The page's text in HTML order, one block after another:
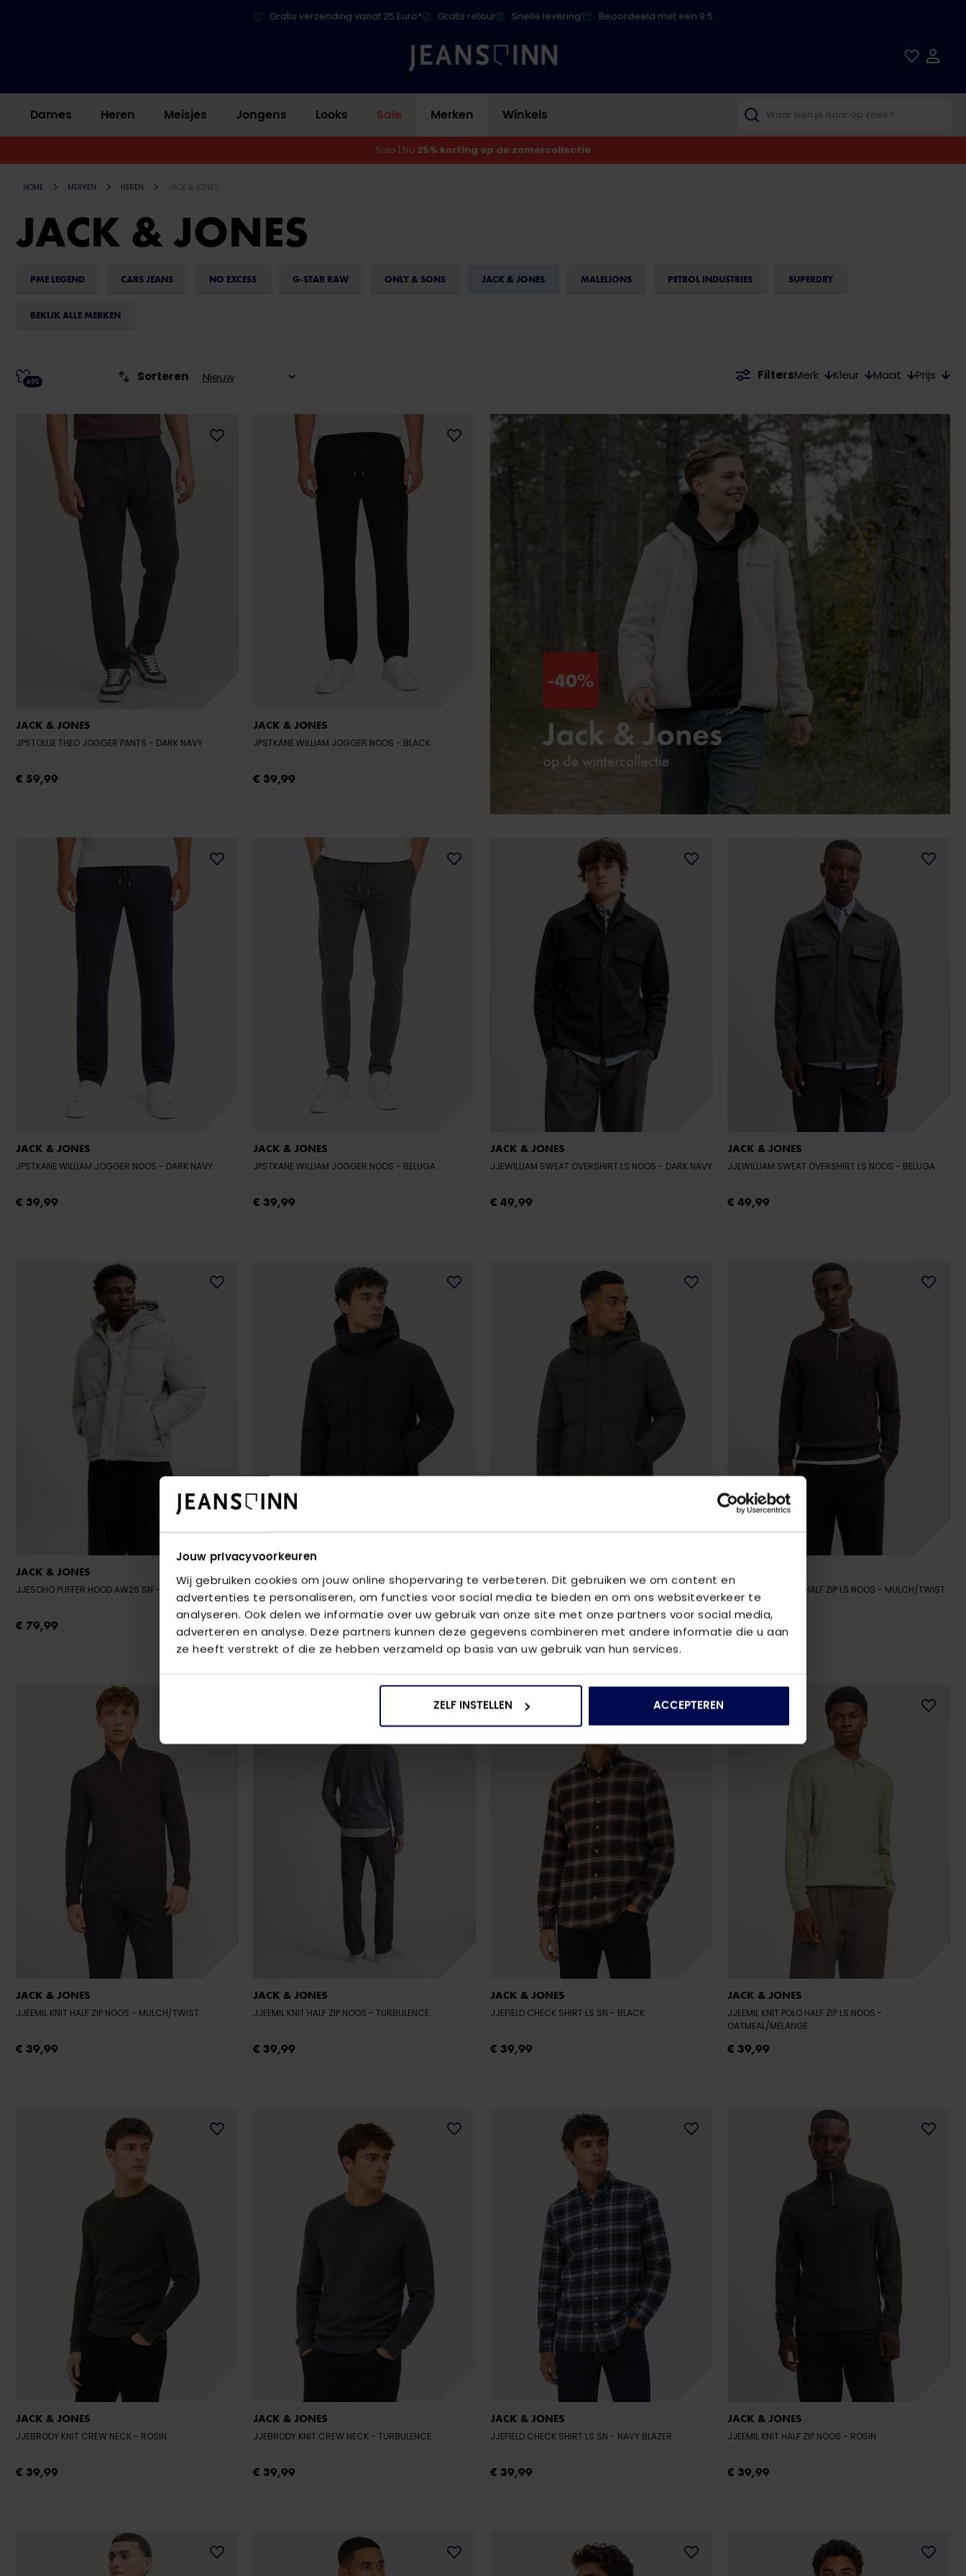
Jouw privacyvoorkeuren
Wij gebruiken cookies om jouw online shopervaring te verbeteren. Dit gebruiken we om content en
advertenties te personaliseren, om functies voor social media te bieden en om ons websiteverkeer te
analyseren. Ook delen we informatie over uw gebruik van onze site met onze partners voor social media,
adverteren en analyse. Deze partners kunnen deze gegevens combineren met andere informatie die u aan
ze heeft verstrekt of die ze hebben verzameld op basis van uw gebruik van hun services.
ZELF INSTELLEN ACCEPTEREN
Gratis verzending vanaf 25 Euro* Gratis retour Snelle levering Beoordeeld met een 9.5
Dames Heren Meisjes Jongens Looks Sale Merken Winkels
Sale | Nu 25% korting op de zomercollectie
HOME MERKEN HEREN JACK & JONES
JACK & JONES
PME LEGEND CARS JEANS NO EXCESS G-STAR RAW ONLY & SONS JACK & JONES MALELIONS PETROL INDUSTRIES SUPERDRY
BEKIJK ALLE MERKEN
FiltersMerk Kleur Maat Prijs
405 Sorteren
JACK & JONES
JPSTOLLIE THEO JOGGER PANTS - DARK NAVY
€ 59,99
JACK & JONES
JPSTKANE WILLIAM JOGGER NOOS - BLACK
€ 39,99
JACK & JONES
JPSTKANE WILLIAM JOGGER NOOS - DARK NAVY
€ 39,99
JACK & JONES
JPSTKANE WILLIAM JOGGER NOOS - BELUGA
€ 39,99
JACK & JONES
JJEWILLIAM SWEAT OVERSHIRT LS NOOS - DARK NAVY
€ 49,99
JACK & JONES
JJEWILLIAM SWEAT OVERSHIRT LS NOOS - BELUGA
€ 49,99
JACK & JONES
JJESOHO PUFFER HOOD AW26 SN
€ 79,99
JACK & JONES
JJESOHO PUFFER HOOD AW26 SN - BLACK
€ 79,99
JACK & JONES
JJESOHO PUFFER HOOD AW26 SN JJEEMIL KNIT POLO HALF ZIP LS NOOS - MULCH/TWIST
€ 39,99
JACK & JONES
JJEEMIL KNIT HALF ZIP NOOS - MULCH/TWIST
€ 39,99
JACK & JONES
JJEEMIL KNIT HALF ZIP NOOS - TURBULENCE
€ 39,99
JACK & JONES
JJEFIELD CHECK SHIRT LS SN - BLACK
€ 39,99
JACK & JONES
JJEEMIL KNIT POLO HALF ZIP LS NOOS -
OATMEAL/MELANGE
€ 39,99
JACK & JONES
JJEBRODY KNIT CREW NECK - ROSIN
€ 39,99
JACK & JONES
JJEBRODY KNIT CREW NECK - TURBULENCE
€ 39,99
JACK & JONES
JJEFIELD CHECK SHIRT LS SN - NAVY BLAZER
€ 39,99
JACK & JONES
JJEEMIL KNIT HALF ZIP NOOS - ROSIN
€ 39,99